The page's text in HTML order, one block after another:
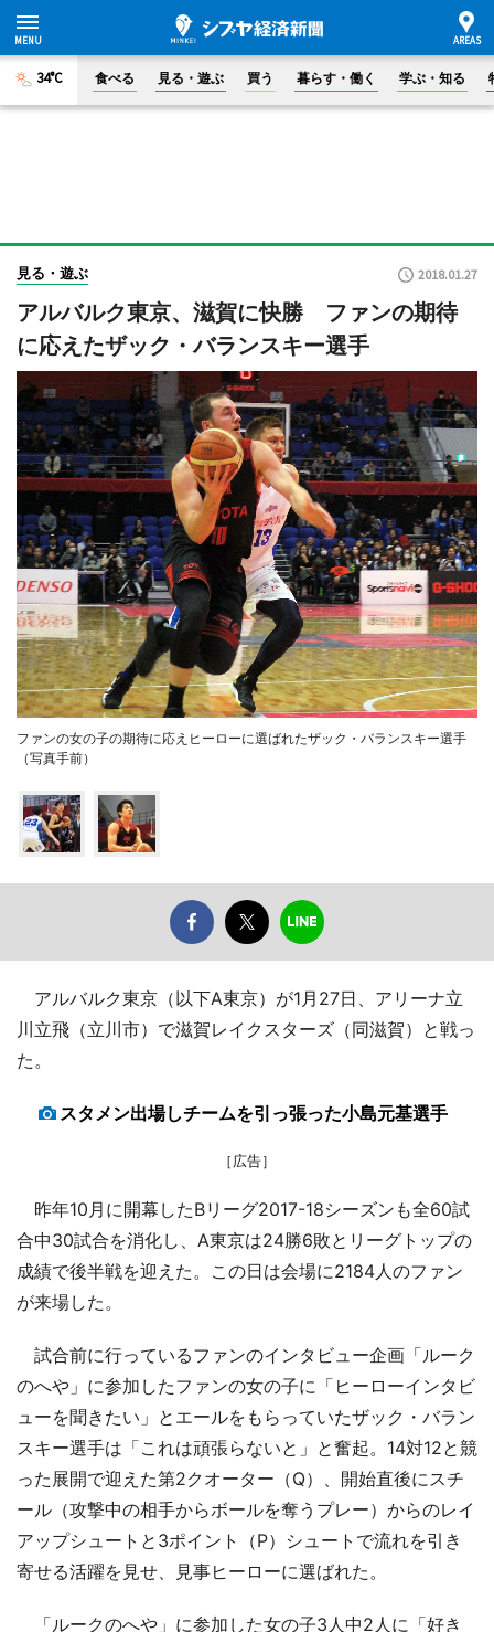
34°C 食べる 見る・遊ぶ 買う 暮らす・働く 学ぶ・知る
見る・遊ぶ 2018.01.27
アルバルク東京、滋賀に快勝 ファンの期待
に応えたザック・バランスキー選手
ファンの女の子の期待に応えヒーローに選ばれたザック・バランスキー選手
（写真手前）
アルバルク東京（以下A東京）が1月27日、アリーナ立
川立飛（立川市）で滋賀レイクスターズ（同滋賀）と戦っ
た。
スタメン出場しチームを引っ張った小島元基選手
［広告］
昨年10月に開幕したBリーグ2017-18シーズンも全60試
合中30試合を消化し、A東京は24勝6敗とリーグトップの
成績で後半戦を迎えた。この日は会場に2184人のファン
が来場した。
試合前に行っているファンのインタビュー企画「ルーク
のへや」に参加したファンの女の子に「ヒーローインタビ
ューを聞きたい」とエールをもらっていたザック・バラン
スキー選手は「これは頑張らないと」と奮起。14対12と競
った展開で迎えた第2クオーター（Q）、開始直後にスチ
ール（攻撃中の相手からボールを奪うプレー）からのレイ
アップシュートと3ポイント（P）シュートで流れを引き
寄せる活躍を見せ、見事ヒーローに選ばれた。
「ルークのへや」に参加した女の子3人中2人に「好き